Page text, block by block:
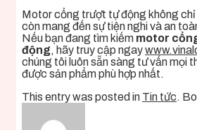
Motor cổng trượt tự động không chỉ
còn mang đến sự tiện nghi và an
Nếu bạn đang tìm kiếm motor
động, hãy truy cập ngay
chúng tôi luôn sẵn sàng tư vấn mọi
được sản phẩm phù hợp nhất.
This entry was posted in Tin tức.